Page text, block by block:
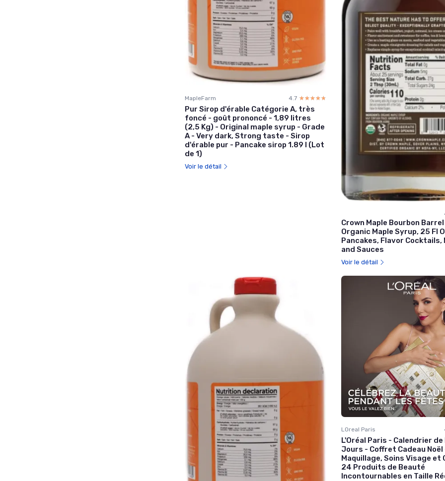
MapleFarm 4.7 ☆☆☆☆☆
★★★★★
Pur Sirop d'érable Catégorie A, très
foncé - goût prononcé - 1,89 litres
(2,5 Kg) - Original maple syrup - Grade
A - Very dark, Strong taste - Sirop
d'érable pur - Pancake sirop 1.89 l (Lot
de 1)
Voir le détail
Crown Maple Bourbon
Organic Maple Syrup, 25 Fl
Pancakes, Flavor Cocktails,
and Sauces
Voir le détail
LOreal Paris
L'Oréal Paris - Calendrier
Jours - Coffret Cadeau Noël
Maquillage, Soins Visage et
24 Produits de Beauté
Incontournables en Taille